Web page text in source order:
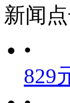
新闻
•
829